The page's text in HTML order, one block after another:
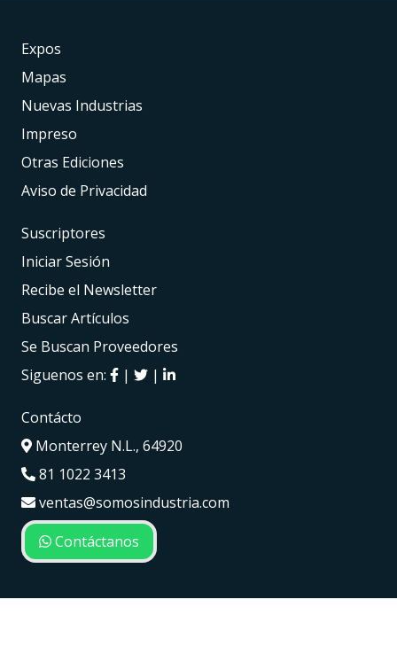
Expos
Mapas
Nuevas Industrias
Impreso
Otras Ediciones
Aviso de Privacidad
Suscriptores
Iniciar Sesión
Recibe el Newsletter
Buscar Artículos
Se Buscan Proveedores
Siguenos en:
| |
Contácto
Monterrey N.L., 64920
81 1022 3413
ventas@somosindustria.com
Contáctanos